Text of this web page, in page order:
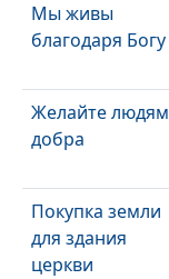
Мы живы
благодаря Богу
Желайте людям
добра
Покупка земли
для здания
церкви